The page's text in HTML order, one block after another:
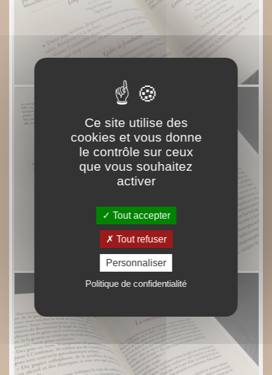
Ce site utilise des
cookies et vous donne
le contrôle sur ceux
que vous souhaitez
activer
Tout accepter
Tout refuser
Personnaliser
Politique de confidentialité